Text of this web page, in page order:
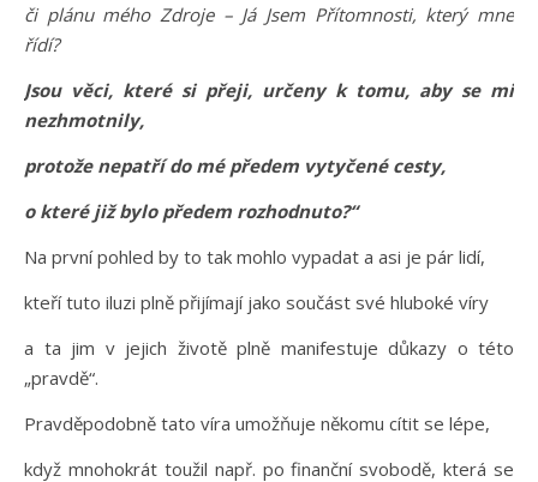
či plánu mého Zdroje – Já Jsem Přítomnosti, který mne
řídí?
Jsou věci, které si přeji, určeny k tomu, aby se mi
nezhmotnily,
protože nepatří do mé předem vytyčené cesty,
o které již bylo předem rozhodnuto?“
Na první pohled by to tak mohlo vypadat a asi je pár lidí,
kteří tuto iluzi plně přijímají jako součást své hluboké víry
a ta jim v jejich životě plně manifestuje důkazy o této
„pravdě“.
Pravděpodobně tato víra umožňuje někomu cítit se lépe,
když mnohokrát toužil např. po finanční svobodě, která se